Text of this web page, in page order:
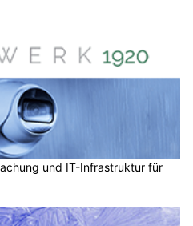
und IT-Infrastruktur für